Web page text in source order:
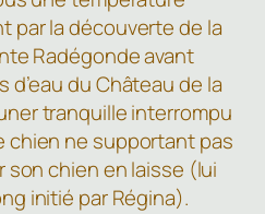
par la découverte de la
Radégonde avant
d’eau du Château de la
tranquille interrompu
chien ne supportant pas
chien en laisse (lui
initié par Régina).